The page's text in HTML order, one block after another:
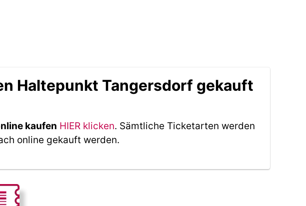
Haltepunkt Tangersdorf gekauft
kaufen HIER klicken. Sämtliche Ticketarten werden
online gekauft werden.